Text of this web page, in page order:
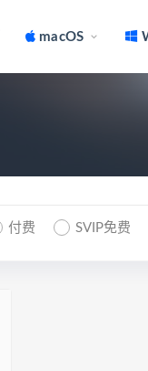
macOS
付费 SVIP免费